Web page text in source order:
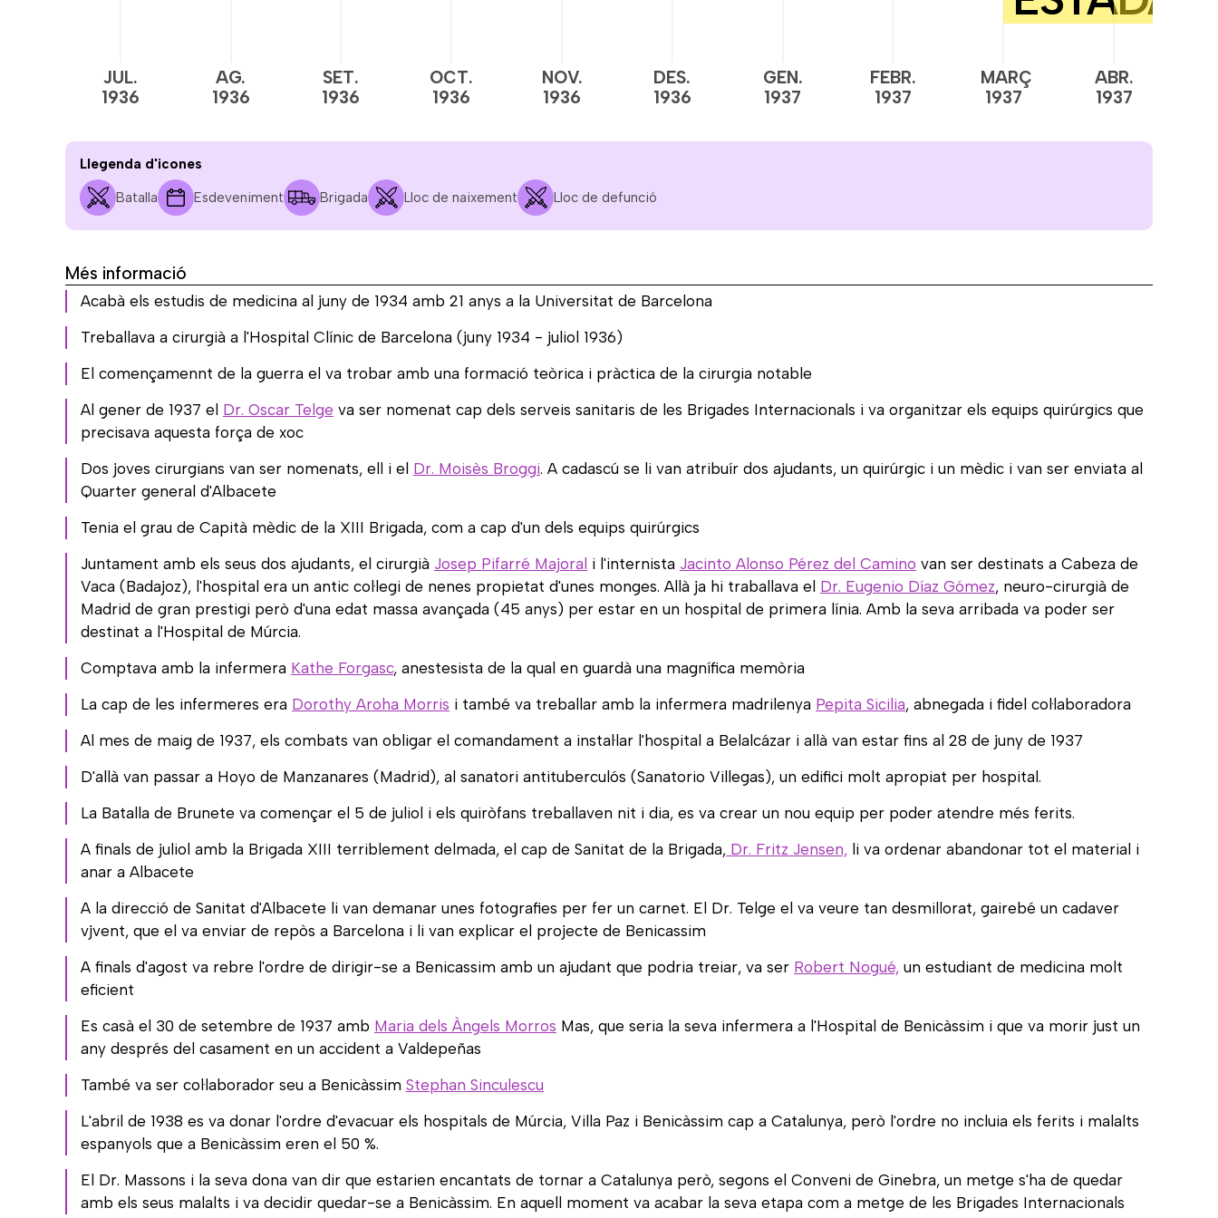
JUL.
1936
AG.
1936
SET.
1936
OCT.
1936
NOV.
1936
DES.
1936
GEN.
1937
FEBR.
1937
MARÇ
1937
ABR.
1937
Llegenda d'icones
Batalla Esdeveniment Brigada Lloc de naixement Lloc de defunció
Més informació
Acabà els estudis de medicina al juny de 1934 amb 21 anys a la Universitat de Barcelona
Treballava a cirurgià a l'Hospital Clínic de Barcelona (juny 1934 - juliol 1936)
El començamennt de la guerra el va trobar amb una formació teòrica i pràctica de la cirurgia notable
Al gener de 1937 el Dr. Oscar Telge va ser nomenat cap dels serveis sanitaris de les Brigades Internacionals i va organitzar els equips quirúrgics que
precisava aquesta força de xoc
Dos joves cirurgians van ser nomenats, ell i el Dr. Moisès Broggi. A cadascú se li van atribuír dos ajudants, un quirúrgic i un mèdic i van ser enviata al
Quarter general d'Albacete
Tenia el grau de Capità mèdic de la XIII Brigada, com a cap d'un dels equips quirúrgics
Juntament amb els seus dos ajudants, el cirurgià Josep Pifarré Majoral i l'internista Jacinto Alonso Pérez del Camino van ser destinats a Cabeza de
Vaca (Badajoz), l'hospital era un antic col·legi de nenes propietat d'unes monges. Allà ja hi traballava el Dr. Eugenio Díaz Gómez, neuro-cirurgià de
Madrid de gran prestigi però d'una edat massa avançada (45 anys) per estar en un hospital de primera línia. Amb la seva arribada va poder ser
destinat a l'Hospital de Múrcia.
Comptava amb la infermera Kathe Forgasc, anestesista de la qual en guardà una magnífica memòria
La cap de les infermeres era Dorothy Aroha Morris i també va treballar amb la infermera madrilenya Pepita Sicilia, abnegada i fidel col·laboradora
Al mes de maig de 1937, els combats van obligar el comandament a instal·lar l'hospital a Belalcázar i allà van estar fins al 28 de juny de 1937
D'allà van passar a Hoyo de Manzanares (Madrid), al sanatori antituberculós (Sanatorio Villegas), un edifici molt apropiat per hospital.
La Batalla de Brunete va començar el 5 de juliol i els quiròfans treballaven nit i dia, es va crear un nou equip per poder atendre més ferits.
A finals de juliol amb la Brigada XIII terriblement delmada, el cap de Sanitat de la Brigada, Dr. Fritz Jensen, li va ordenar abandonar tot el material i
anar a Albacete
A la direcció de Sanitat d'Albacete li van demanar unes fotografies per fer un carnet. El Dr. Telge el va veure tan desmillorat, gairebé un cadaver
vjvent, que el va enviar de repòs a Barcelona i li van explicar el projecte de Benicassim
A finals d'agost va rebre l'ordre de dirigir-se a Benicassim amb un ajudant que podria treiar, va ser Robert Nogué, un estudiant de medicina molt
eficient
Es casà el 30 de setembre de 1937 amb Maria dels Àngels Morros Mas, que seria la seva infermera a l'Hospital de Benicàssim i que va morir just un
any després del casament en un accident a Valdepeñas
També va ser col·laborador seu a Benicàssim Stephan Sinculescu
L'abril de 1938 es va donar l'ordre d'evacuar els hospitals de Múrcia, Villa Paz i Benicàssim cap a Catalunya, però l'ordre no incluia els ferits i malalts
espanyols que a Benicàssim eren el 50 %.
El Dr. Massons i la seva dona van dir que estarien encantats de tornar a Catalunya però, segons el Conveni de Ginebra, un metge s'ha de quedar
amb els seus malalts i va decidir quedar-se a Benicàssim. En aquell moment va acabar la seva etapa com a metge de les Brigades Internacionals